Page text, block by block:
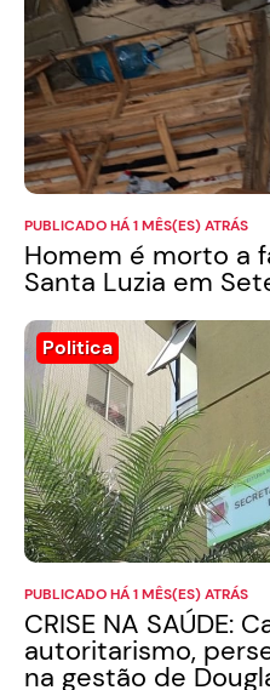
PUBLICADO HÁ 1 MÊS(ES) ATRÁS
Homem é morto a
Santa Luzia em
Politica
PUBLICADO HÁ 1 MÊS(ES) ATRÁS
CRISE NA SAÚDE:
autoritarismo,
na gestão de